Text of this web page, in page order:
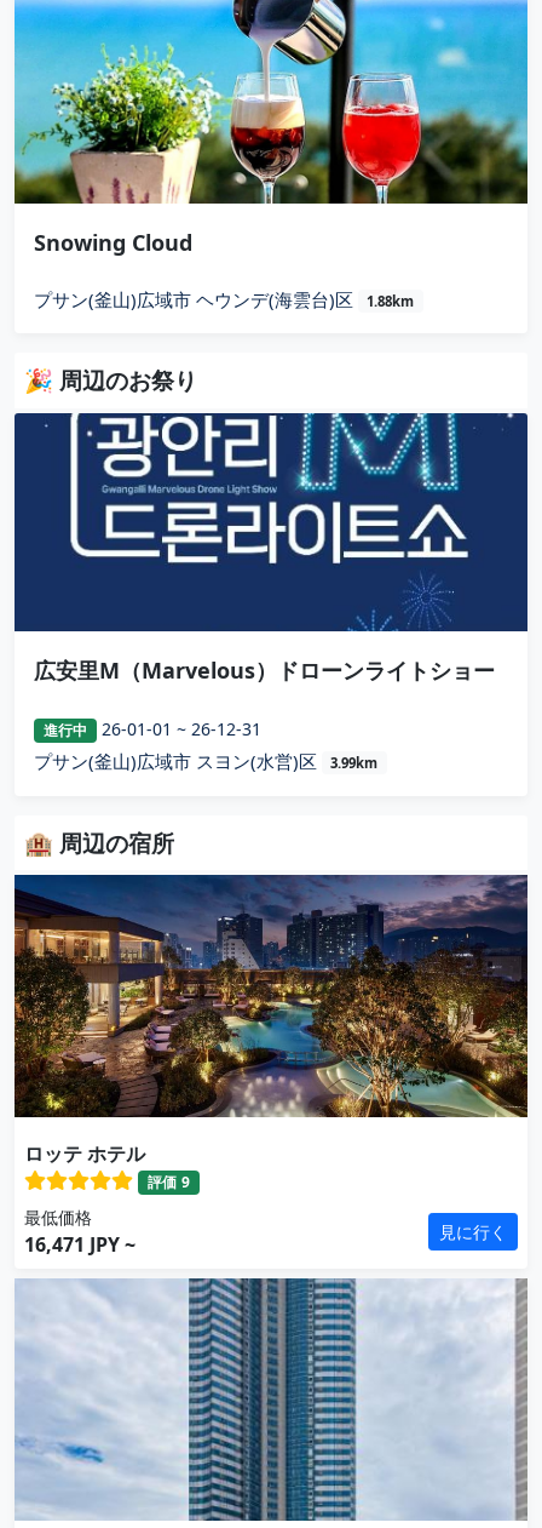
Snowing Cloud
プサン(釜山)広域市 ヘウンデ(海雲台)区 1.88km
🎉 周辺のお祭り
広安里M（Marvelous）ドローンライトショー
進行中 26-01-01 ~ 26-12-31
プサン(釜山)広域市 スヨン(水営)区 3.99km
🏨 周辺の宿所
ロッテ ホテル
評価 9
最低価格
16,471 JPY ~ 見に行く